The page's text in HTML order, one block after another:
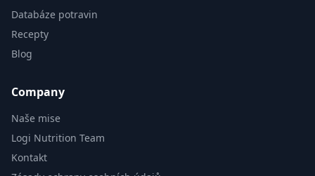
Databáze potravin
Recepty
Blog
Company
Naše mise
Logi Nutrition Team
Kontakt